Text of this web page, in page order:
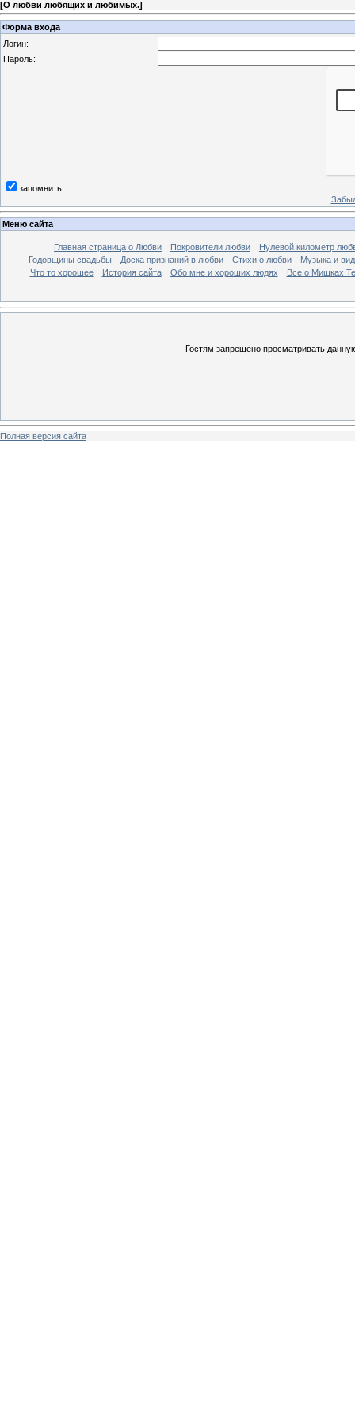
[О любви любящих и любимых.]
Форма входа
Логин:
Пароль:
запомнить
Меню сайта
Главная страница о Любви Покровители любви
Нулевой километр
Годовщины свадьбы
Доска признаний в любви Стихи о любви
Музыка и
Что то хорошее
История сайта Обо мне и хороших людях Все о Мишках
Гостям запрещено просматривать
Полная версия сайта